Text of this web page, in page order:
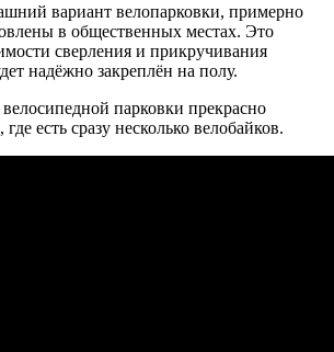
вариант велопарковки, примерно
в общественных местах. Это
сверления и прикручивания
надёжно закреплён на полу.
парковки прекрасно
есть сразу несколько велобайков.